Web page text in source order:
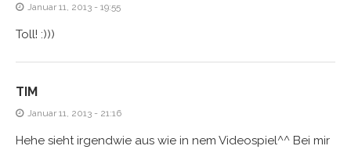
Januar 11, 2013 - 19:55
Toll! :)))
TIM
Januar 11, 2013 - 21:16
Hehe sieht irgendwie aus wie in nem Videospiel^^ Bei mir